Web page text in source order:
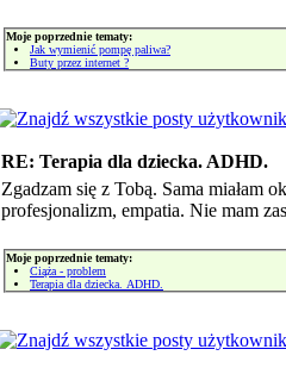
Moje poprzednie tematy:
Jak wymienić pompę paliwa?
Buty przez internet ?
RE: Terapia dla dziecka. ADHD.
Zgadzam się z Tobą. Sama miałam
profesjonalizm, empatia. Nie mam
Moje poprzednie tematy:
Ciąża - problem
Terapia dla dziecka. ADHD.